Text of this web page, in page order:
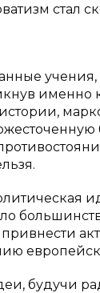
стал
будучи